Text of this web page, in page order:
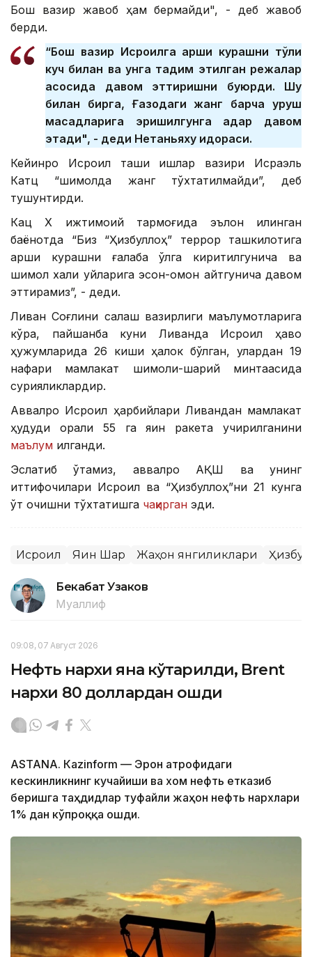
Бош вазир жавоб ҳам бермайди", - деб жавоб
берди.
“Бош вазир Исроилга қарши курашни тўлиқ
куч билан ва унга тақдим этилган режалар
асосида давом эттиришни буюрди. Шу
билан бирга, Ғазодаги жанг барча уруш
мақсадларига эришилгунга қадар давом
этади", - деди Нетаньяху идораси.
Кейинроқ Исроил ташқи ишлар вазири Исраэль
Катц “шимолда жанг тўхтатилмайди”, деб
тушунтирди.
Кац Х ижтимоий тармоғида эълон қилинган
баёнотда “Биз “Ҳизбуллоҳ” террор ташкилотига
қарши курашни ғалаба қўлга киритилгунича ва
шимол халқи уйларига эсон-омон қайтгунича давом
эттирамиз”, - деди.
Ливан Соғлиқни сақлаш вазирлиги маълумотларига
кўра, пайшанба куни Ливанда Исроил ҳаво
ҳужумларида 26 киши ҳалок бўлган, улардан 19
нафари мамлакат шимоли-шарқий минтақасида
сурияликлардир.
Аввалроқ Исроил ҳарбийлари Ливандан мамлакат
ҳудуди орқали 55 га яқин ракета учирилганини
маълум қилганди.
Эслатиб ўтамиз, аввалроқ АҚШ ва унинг
иттифоқчилари Исроил ва “Ҳизбуллоҳ”ни 21 кунга
ўт очишни тўхтатишга чақирган эди.
Исроил Яқин Шарқ Жаҳон янгиликлари
Бекабат Узаков
Муаллиф
09:08, 07 Август 2026
Нефть нархи яна кўтарилди, Brent
нархи 80 доллардан ошди
ASTANА. Кazinform — Эрон атрофидаги
кескинликнинг кучайиши ва хом нефть етказиб
беришга таҳдидлар туфайли жаҳон нефть нархлари
1% дан кўпроққа ошди.